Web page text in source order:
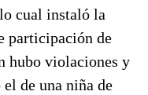
cual instaló la
participación de
hubo violaciones y
de una niña de